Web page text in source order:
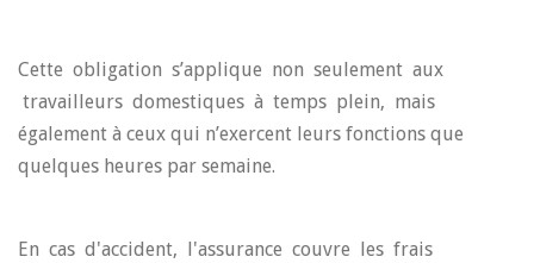
Cette obligation s’applique non seulement aux
travailleurs domestiques à temps plein, mais
également à ceux qui n’exercent leurs fonctions que
quelques heures par semaine.
En cas d'accident, l'assurance couvre les frais